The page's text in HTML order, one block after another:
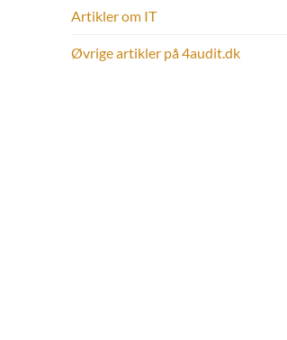
Artikler om IT
Øvrige artikler på 4audit.dk